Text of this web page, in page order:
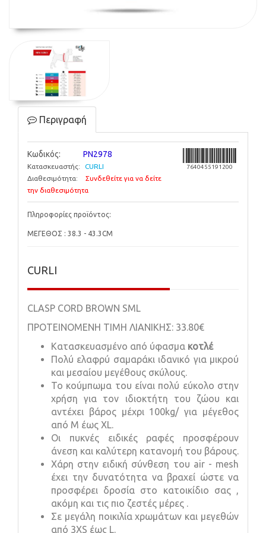
Περιγραφή
Κωδικός: PN2978
Κατασκευαστής:
CURLI
Διαθεσιμότητα:
Συνδεθείτε για να δείτε
την διαθεσιμότητα
7640455191200
Πληροφορίες προϊόντος:
ΜΕΓΕΘΟΣ : 38.3 - 43.3CM
CURLI
CLASP CORD BROWN SML
ΠΡΟΤΕΙΝΟΜΕΝΗ ΤΙΜΗ ΛΙΑΝΙΚΗΣ: 33.80€
Κατασκευασμένο από ύφασμα κοτλέ
Πολύ ελαφρύ σαμαράκι ιδανικό για μικρού
και μεσαίου μεγέθους σκύλους.
Το κούμπωμα του είναι πολύ εύκολο στην
χρήση για τον ιδιοκτήτη του ζώου και
αντέχει βάρος μέχρι 100kg/ για μέγεθος
από Μ έως XL.
Οι πυκνές ειδικές ραφές προσφέρουν
άνεση και καλύτερη κατανομή του βάρους.
Χάρη στην ειδική σύνθεση του air - mesh
έχει την δυνατότητα να βραχεί ώστε να
προσφέρει δροσία στο κατοικίδιο σας ,
ακόμη και τις πιο ζεστές μέρες .
Σε μεγάλη ποικιλία χρωμάτων και μεγεθών
από 3XS έως L.